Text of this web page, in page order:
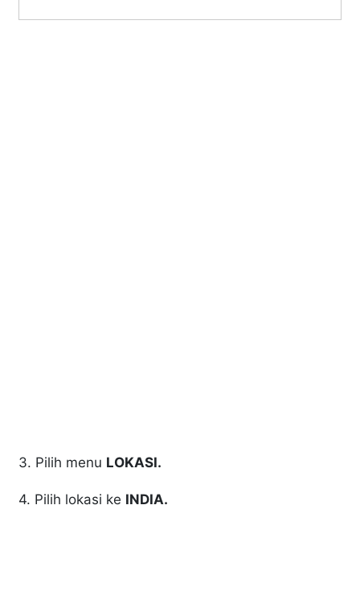
3. Pilih menu LOKASI.
4. Pilih lokasi ke INDIA.